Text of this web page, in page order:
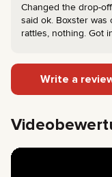
Changed the drop-
said ok. Boxster was
rattles, nothing. Got
Write a